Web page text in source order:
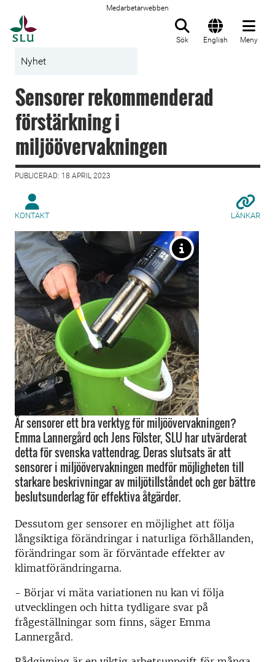
Medarbetarwebben
Sök English Meny
Nyhet
Sensorer rekommenderad
förstärkning i
miljöövervakningen
PUBLICERAD: 18 APRIL 2023
KONTAKT LÄNKAR
Är sensorer ett bra verktyg för miljöövervakningen?
Emma Lannergård och Jens Fölster, SLU har utvärderat
detta för svenska vattendrag. Deras slutsats är att
sensorer i miljöövervakningen medför möjligheten till
starkare beskrivningar av miljötillståndet och ger bättre
beslutsunderlag för effektiva åtgärder.
Dessutom ger sensorer en möjlighet att följa
långsiktiga förändringar i naturliga förhållanden,
förändringar som är förväntade effekter av
klimatförändringarna.
- Börjar vi mäta variationen nu kan vi följa
utvecklingen och hitta tydligare svar på
frågeställningar som finns, säger Emma
Lannergård.